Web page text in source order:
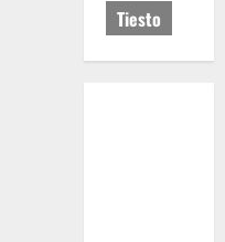
Tiesto